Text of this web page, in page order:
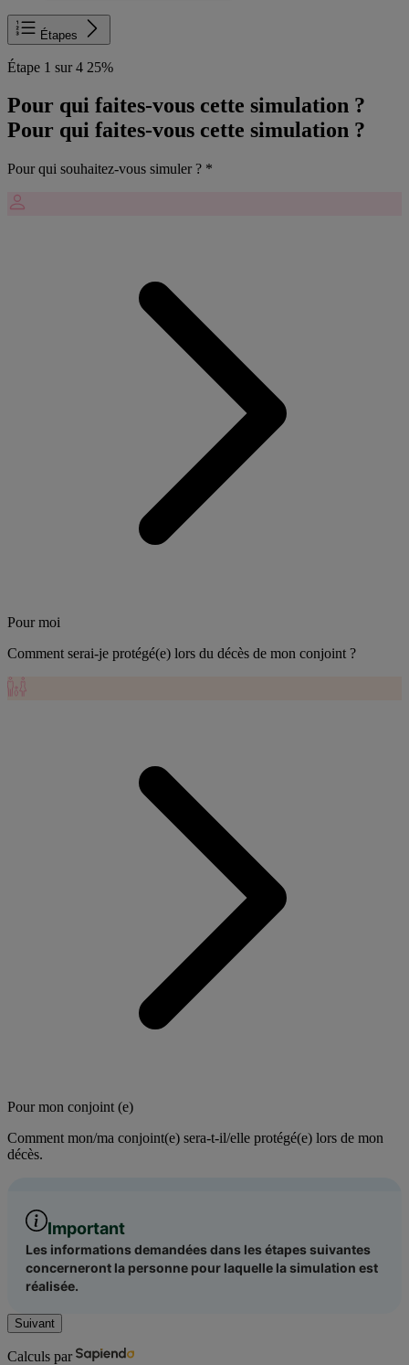
Étapes
Étape 1 sur 4 25%
Pour qui faites-vous cette simulation ?
Pour qui faites-vous cette simulation ?
Pour qui souhaitez-vous simuler ? *
Pour moi
Comment serai-je protégé(e) lors du décès de mon conjoint ?
Pour mon conjoint (e)
Comment mon/ma conjoint(e) sera-t-il/elle protégé(e) lors de mon
décès.
Important
Les informations demandées dans les étapes suivantes
concerneront la personne pour laquelle la simulation est
réalisée.
Suivant
Calculs par